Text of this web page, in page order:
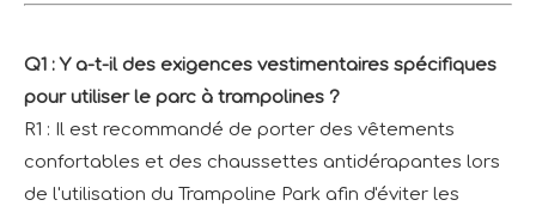
Q1 : Y a-t-il des exigences vestimentaires spécifiques
pour utiliser le parc à trampolines ?
R1 : Il est recommandé de porter des vêtements
confortables et des chaussettes antidérapantes lors
de l'utilisation du Trampoline Park afin d'éviter les